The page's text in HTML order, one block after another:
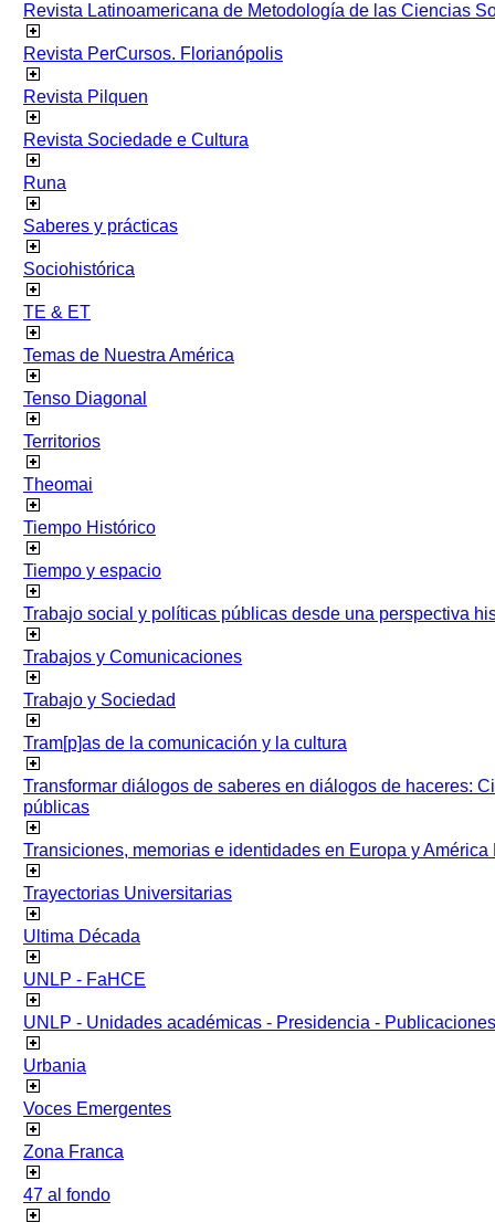
Revista Latinoamericana de Metodología de las Ciencias
Revista PerCursos. Florianópolis
Revista Pilquen
Revista Sociedade e Cultura
Runa
Saberes y prácticas
Sociohistórica
TE & ET
Temas de Nuestra América
Tenso Diagonal
Territorios
Theomai
Tiempo Histórico
Tiempo y espacio
Trabajo social y políticas públicas desde una perspectiva
Trabajos y Comunicaciones
Trabajo y Sociedad
Tram[p]as de la comunicación y la cultura
Transformar diálogos de saberes en diálogos de haceres:
públicas
Transiciones, memorias e identidades en Europa y América
Trayectorias Universitarias
Ultima Década
UNLP - FaHCE
UNLP - Unidades académicas - Presidencia - Publicaciones
Urbania
Voces Emergentes
Zona Franca
47 al fondo